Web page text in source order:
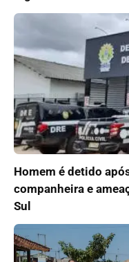
Homem é detido
companheira e
Sul